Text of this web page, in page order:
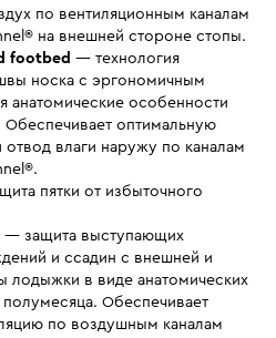
по вентиляционным каналам
на внешней стороне стопы.
footbed — технология
носка с эргономичным
анатомические особенности
Обеспечивает оптимальную
влаги наружу по каналам
пятки от избыточного
— защита выступающих
и ссадин с внешней и
лодыжки в виде анатомических
Обеспечивает
по воздушным каналам